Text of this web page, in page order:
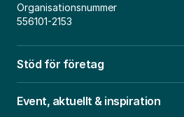
Organisationsnummer
556101-2153
Stöd för företag
Event, aktuellt & inspiration